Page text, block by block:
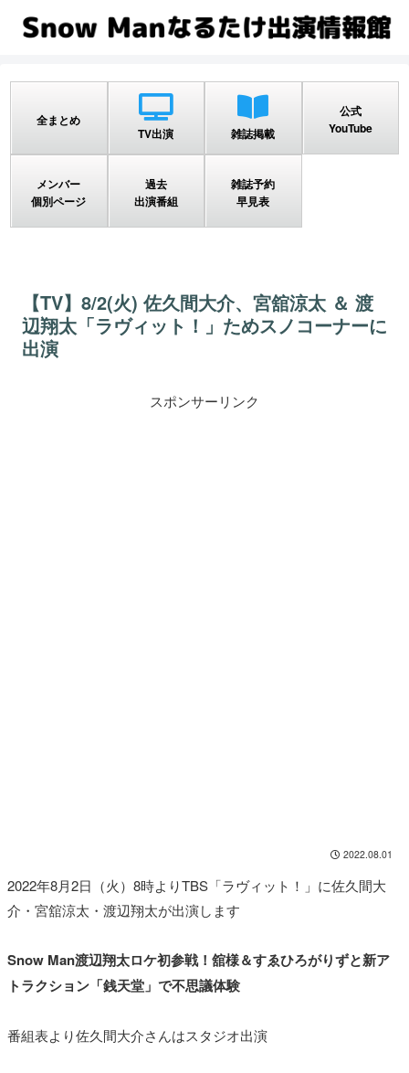
全まとめ
TV出演
雑誌掲載
公式
YouTube
メンバー
個別ページ
過去
出演番組
雑誌予約
早見表
【TV】8/2(火) 佐久間大介、宮舘涼太 ＆ 渡
辺翔太「ラヴィット！」ためスノコーナーに
出演
スポンサーリンク
2022.08.01
2022年8月2日（火）8時よりTBS「ラヴィット！」に佐久間大
介・宮舘涼太・渡辺翔太が出演します
Snow Man渡辺翔太ロケ初参戦！舘様＆すゑひろがりずと新ア
トラクション「銭天堂」で不思議体験
番組表より佐久間大介さんはスタジオ出演